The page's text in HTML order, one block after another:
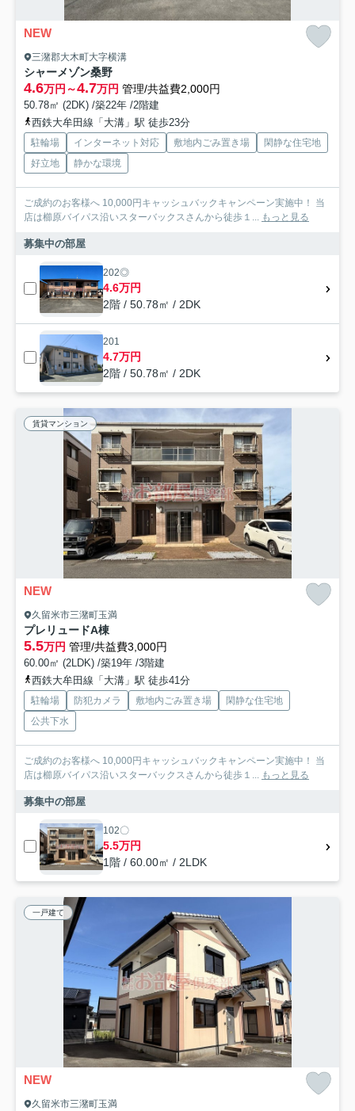
NEW
三潴郡大木町大字横溝
シャーメゾン桑野
4.6万円～4.7万円 管理/共益費2,000円
50.78㎡ (2DK) /築22年 /2階建
西鉄大牟田線「大溝」駅 徒歩23分
駐輪場 インターネット対応 敷地内ごみ置き場
閑静な住宅地
好立地
静かな環境
ご成約のお客様へ 10,000円キャッシュバックキャンペーン実施中！ 当
店は櫛原バイパス沿いスターバックスさんから徒歩１...
もっと見る
募集中の部屋
202◎
4.6万円
2階 / 50.78㎡ / 2DK
201
4.7万円
2階 / 50.78㎡ / 2DK
賃貸マンション
NEW
久留米市三潴町玉満
プレリュードA棟
5.5万円 管理/共益費3,000円
60.00㎡ (2LDK) /築19年 /3階建
西鉄大牟田線「大溝」駅 徒歩41分
駐輪場 防犯カメラ 敷地内ごみ置き場
閑静な住宅地
公共下水
ご成約のお客様へ 10,000円キャッシュバックキャンペーン実施中！ 当
店は櫛原バイパス沿いスターバックスさんから徒歩１...
もっと見る
募集中の部屋
102〇
5.5万円
1階 / 60.00㎡ / 2LDK
一戸建て
NEW
久留米市三潴町玉満